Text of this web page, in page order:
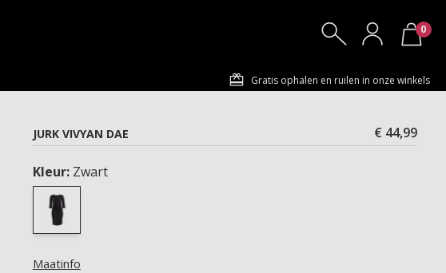
0
Gratis ophalen en ruilen in onze winkels
JURK VIVYAN DAE
€ 44,99
Kleur: Zwart
Maatinfo